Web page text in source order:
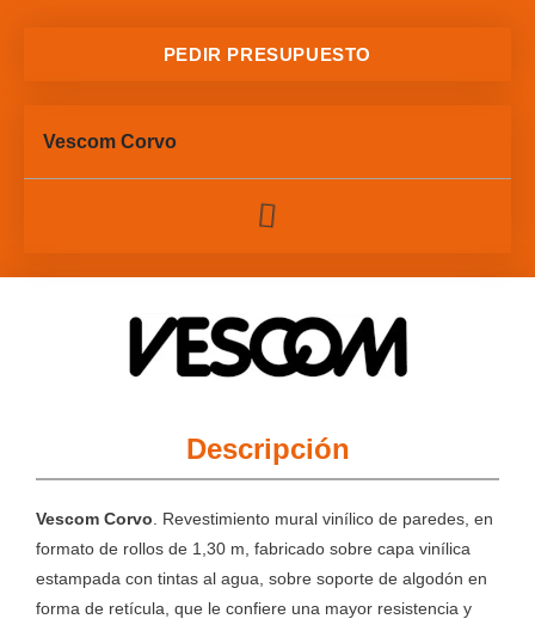
Descripción
Vescom Corvo . Revestimiento mural vinílico de paredes, en
formato de rollos de 1,30 m, fabricado sobre capa vinílica
estampada con tintas al agua, sobre soporte de algodón en
forma de retícula, que le confiere una mayor resistencia y
PEDIR PRESUPUESTO
Vescom Corvo